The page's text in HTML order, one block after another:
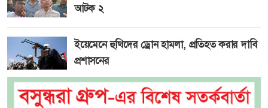
আটক ২
ইয়েমেনে হুথিদের ড্রোন হামলা, প্রতিহত করার দাবি
প্রশাসনের